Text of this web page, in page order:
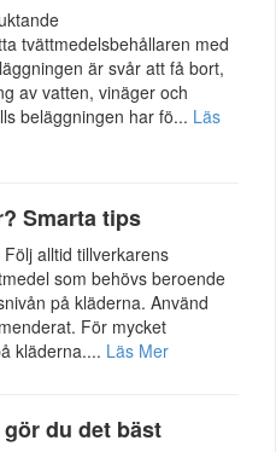
tvättmedelsbehållaren med
är svår att få bort,
av vatten, vinäger och
beläggningen har fö... Läs
Smarta tips
alltid tillverkarens
som behövs beroende
på kläderna. Använd
För mycket
kläderna.... Läs Mer
du det bäst